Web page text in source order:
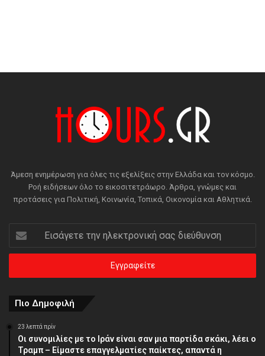
Άμεση ενημέρωση για όλες τις εξελίξεις στην Ελλάδα και τον κόσμο.
Ροή ειδήσεων όλο το εικοσιτετράωρο. Άρθρα, γνώμες και
προτάσεις για Πολιτική, Κοινωνία, Τοπικά, Οικονομία και Αθλητικά.
Εισάγετε
την
ηλεκτρονική
διεύθυνση
Πιο Δημοφιλή
23 λεπτά πρίν
Οι συνομιλίες με το Ιράν είναι σαν μια παρτίδα σκάκι, λέει ο
Τραμπ – Είμαστε επαγγελματίες παίκτες, απαντά η